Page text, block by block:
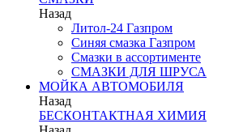
Назад
Литол-24 Газпром
Синяя смазка Газпром
Смазки в ассортименте
СМАЗКИ ДЛЯ ШРУСА
МОЙКА АВТОМОБИЛЯ
Назад
БЕСКОНТАКТНАЯ ХИМИЯ